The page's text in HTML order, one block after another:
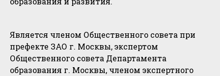
Является членом Общественного совета при
префекте ЗАО г. Москвы, экспертом
Общественного совета Департамента
образования г. Москвы, членом экспертного